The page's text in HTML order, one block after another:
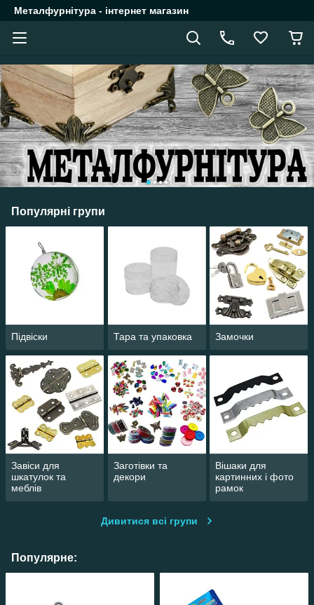
Металфурнітура - інтернет магазин
Популярні групи
Підвіски Тара та упаковка Замочки
Завіси для
шкатулок та
меблів
Заготівки та
декори
Вішаки для
картинних і фото
рамок
Дивитися всі групи
Популярне: